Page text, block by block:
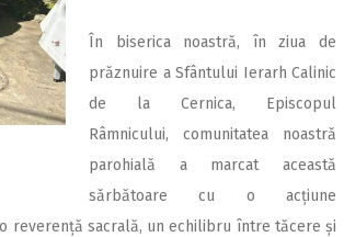
În biserica noastră, în ziua de
prăznuire a Sfântului Ierarh Calinic
de la Cernica, Episcopul
Râmnicului, comunitatea noastră
parohială a marcat această
sărbătoare cu o acțiune
reverență sacrală, un echilibru între tăcere și